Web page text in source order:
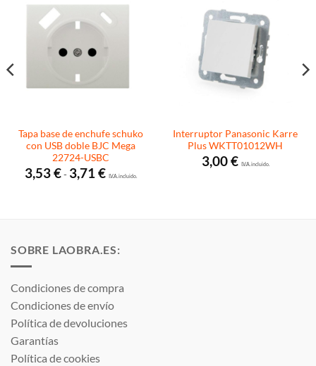
Tapa base de enchufe schuko
con USB doble BJC Mega
22724-USBC
3,53€- 3,71€Rango
de
I.V.A. incluido.
Interruptor Panasonic Karre
Plus WKTT01012WH
3,00€I.V.A. incluido.
SOBRE LAOBRA.ES:
Condiciones de compra
Condiciones de envío
Política de devoluciones
Garantías
Política de cookies